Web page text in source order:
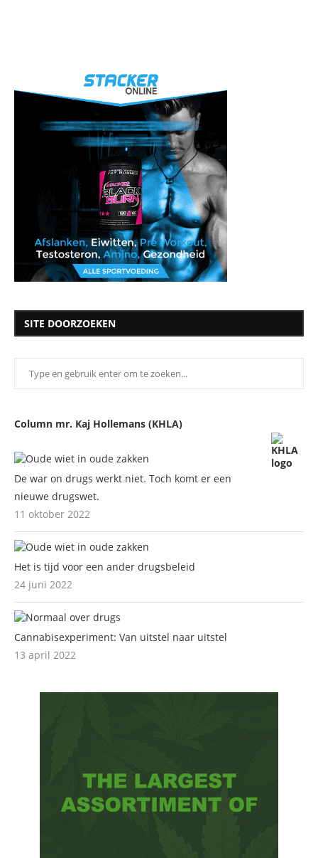
SITE DOORZOEKEN
Column mr. Kaj Hollemans (KHLA)
De war on drugs werkt niet. Toch komt er een
nieuwe drugswet.
11 oktober 2022
Het is tijd voor een ander drugsbeleid
24 juni 2022
Cannabisexperiment: Van uitstel naar uitstel
13 april 2022